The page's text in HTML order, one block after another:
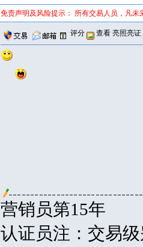
免责声明及风险提示： 所有交易人员，凡
评分 查看 亮照亮证
营销员第15年
认证员注：交易